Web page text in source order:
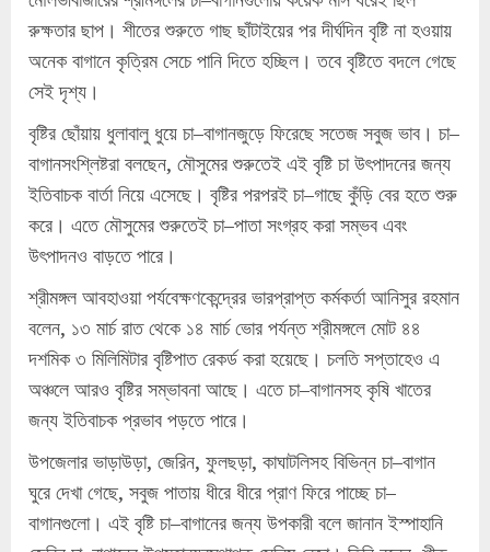
রুক্ষতার ছাপ। শীতের শুরুতে গাছ ছাঁটাইয়ের পর দীর্ঘদিন বৃষ্টি না হওয়ায়
অনেক বাগানে কৃত্রিম সেচে পানি দিতে হচ্ছিল। তবে বৃষ্টিতে বদলে গেছে
সেই দৃশ্য।
বৃষ্টির ছোঁয়ায় ধুলাবালু ধুয়ে চা–বাগানজুড়ে ফিরেছে সতেজ সবুজ ভাব। চা–
বাগানসংশ্লিষ্টরা বলছেন, মৌসুমের শুরুতেই এই বৃষ্টি চা উৎপাদনের জন্য
ইতিবাচক বার্তা নিয়ে এসেছে। বৃষ্টির পরপরই চা–গাছে কুঁড়ি বের হতে শুরু
করে। এতে মৌসুমের শুরুতেই চা–পাতা সংগ্রহ করা সম্ভব এবং
উৎপাদনও বাড়তে পারে।
শ্রীমঙ্গল আবহাওয়া পর্যবেক্ষণকেন্দ্রের ভারপ্রাপ্ত কর্মকর্তা আনিসুর রহমান
বলেন, ১৩ মার্চ রাত থেকে ১৪ মার্চ ভোর পর্যন্ত শ্রীমঙ্গলে মোট ৪৪
দশমিক ৩ মিলিমিটার বৃষ্টিপাত রেকর্ড করা হয়েছে। চলতি সপ্তাহেও এ
অঞ্চলে আরও বৃষ্টির সম্ভাবনা আছে। এতে চা–বাগানসহ কৃষি খাতের
জন্য ইতিবাচক প্রভাব পড়তে পারে।
উপজেলার ভাড়াউড়া, জেরিন, ফুলছড়া, কাঘাটলিসহ বিভিন্ন চা–বাগান
ঘুরে দেখা গেছে, সবুজ পাতায় ধীরে ধীরে প্রাণ ফিরে পাচ্ছে চা–
বাগানগুলো। এই বৃষ্টি চা–বাগানের জন্য উপকারী বলে জানান ইস্পাহানি